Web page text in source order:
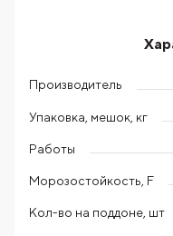
Производитель
Упаковка, мешок, кг
Работы
Морозостойкость, F
Кол-во на поддоне, шт